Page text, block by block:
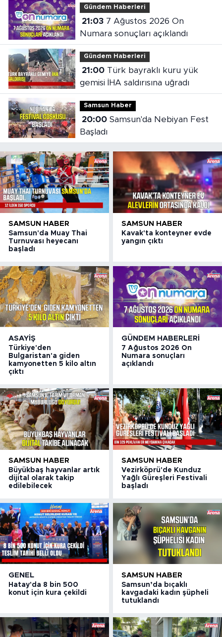
Gündem Haberleri
21:037 Ağustos 2026 On
Numara sonuçları açıklandı
Gündem Haberleri
21:00Türk bayraklı kuru yük
gemisi İHA saldırısına uğradı
Samsun Haber
20:00Samsun'da Nebiyan Fest
Başladı
SAMSUN HABER
Samsun'da Muay Thai
Turnuvası heyecanı
başladı
SAMSUN HABER
Kavak'ta konteyner evde
yangın çıktı
ASAYIŞ
Türkiye'den
Bulgaristan'a giden
kamyonetten 5 kilo altın
çıktı
GÜNDEM HABERLERI
7 Ağustos 2026 On
Numara sonuçları
açıklandı
SAMSUN HABER
Büyükbaş hayvanlar artık
dijital olarak takip
edilebilecek
SAMSUN HABER
Vezirköprü'de Kunduz
Yağlı Güreşleri Festivali
başladı
GENEL
Hatay'da 8 bin 500
konut için kura çekildi
SAMSUN HABER
Samsun’da bıçaklı
kavgadaki kadın şüpheli
tutuklandı